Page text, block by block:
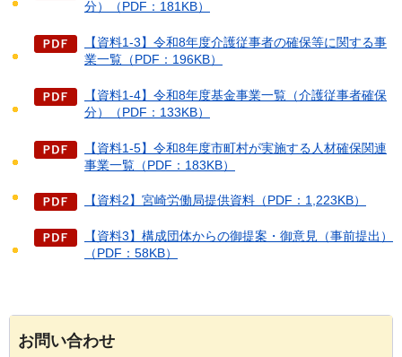
分）（PDF：181KB）
【資料1-3】令和8年度介護従事者の確保等に関する事
業一覧（PDF：196KB）
【資料1-4】令和8年度基金事業一覧（介護従事者確保
分）（PDF：133KB）
【資料1-5】令和8年度市町村が実施する人材確保関連
事業一覧（PDF：183KB）
【資料2】宮崎労働局提供資料（PDF：1,223KB）
【資料3】構成団体からの御提案・御意見（事前提出）
（PDF：58KB）
お問い合わせ